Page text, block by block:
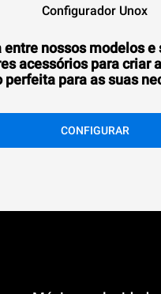
Configurador Unox
entre nossos modelos e
acessórios para criar
perfeita para as suas
CONFIGURAR